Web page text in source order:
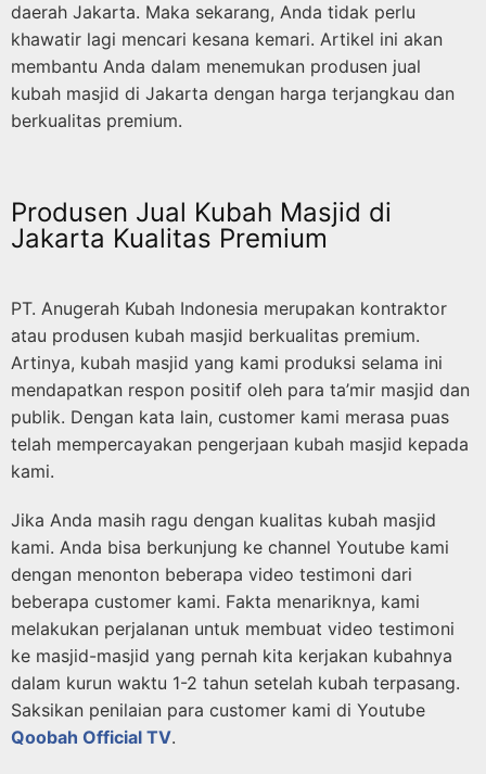
daerah Jakarta. Maka sekarang, Anda tidak perlu
khawatir lagi mencari kesana kemari. Artikel ini akan
membantu Anda dalam menemukan produsen jual
kubah masjid di Jakarta dengan harga terjangkau dan
berkualitas premium.
Produsen Jual Kubah Masjid di
Jakarta Kualitas Premium
PT. Anugerah Kubah Indonesia merupakan kontraktor
atau produsen kubah masjid berkualitas premium.
Artinya, kubah masjid yang kami produksi selama ini
mendapatkan respon positif oleh para ta’mir masjid dan
publik. Dengan kata lain, customer kami merasa puas
telah mempercayakan pengerjaan kubah masjid kepada
kami.
Jika Anda masih ragu dengan kualitas kubah masjid
kami. Anda bisa berkunjung ke channel Youtube kami
dengan menonton beberapa video testimoni dari
beberapa customer kami. Fakta menariknya, kami
melakukan perjalanan untuk membuat video testimoni
ke masjid-masjid yang pernah kita kerjakan kubahnya
dalam kurun waktu 1-2 tahun setelah kubah terpasang.
Saksikan penilaian para customer kami di Youtube
Qoobah Official TV.